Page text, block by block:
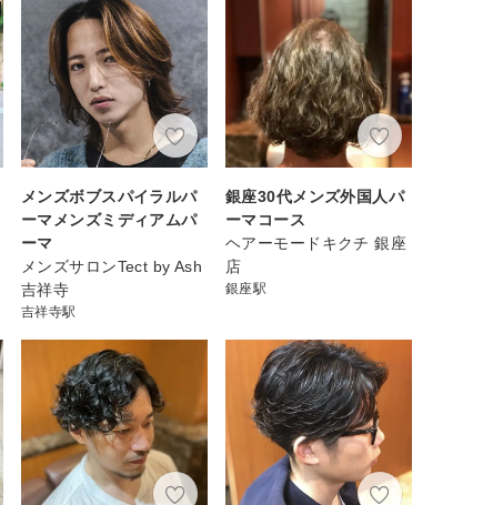
メンズボブスパイラルパ
ーマメンズミディアムパ
ーマ
メンズサロンTect by Ash
吉祥寺
吉祥寺駅
銀座30代メンズ外国人パ
ーマコース
ヘアーモードキクチ 銀座
店
銀座駅